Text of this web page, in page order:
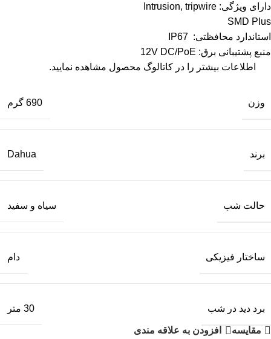
دارای ویژگی: Intrusion, tripwire
SMD Plus
استاندارد محافظتی: IP67
منبع پشتیبانی برق: 12V DC/PoE
اطلاعات بیشتر را در کاتالوگ محصول مشاهده نمایید.
وزن 690 گرم
برند Dahua
حالت شب سیاه و سفید
ساختار فیزیکی دام
برد دید در شب 30 متر
مقایسه افزودن به علاقه مندی